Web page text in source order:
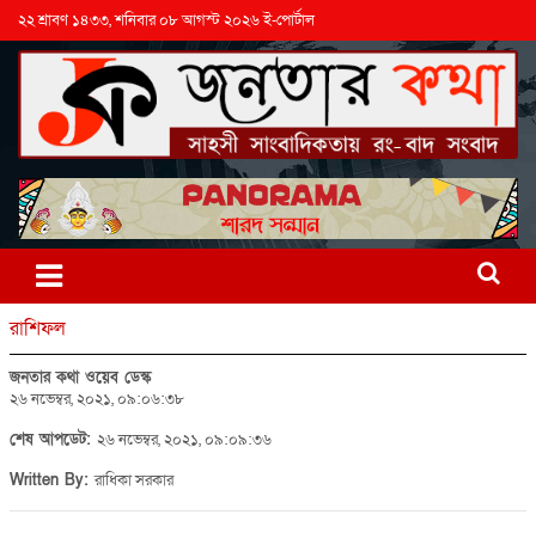
২২ শ্রাবণ ১৪৩৩, শনিবার ০৮ আগস্ট ২০২৬ ই-পোর্টাল
রাশিফল
জনতার কথা ওয়েব ডেস্ক
২৬ নভেম্বর, ২০২১, ০৯:০৬:৩৮
শেষ আপডেট: ২৬ নভেম্বর, ২০২১, ০৯:০৯:৩৬
Written By:রাধিকা সরকার